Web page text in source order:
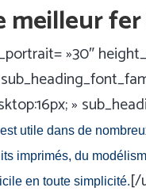
meilleur
»30″
»
est utile dans de
imprimés, du
en toute simplicité.[/